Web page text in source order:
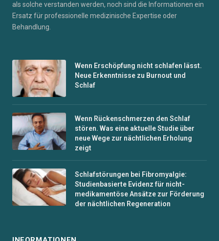
als solche verstanden werden, noch sind die Informationen ein
Ersatz für professionelle medizinische Expertise oder
Behandlung.
Wenn Erschöpfung nicht schlafen lässt.
Neue Erkenntnisse zu Burnout und
Schlaf
Wenn Rückenschmerzen den Schlaf
stören. Was eine aktuelle Studie über
neue Wege zur nächtlichen Erholung
zeigt
Schlafstörungen bei Fibromyalgie:
Studienbasierte Evidenz für nicht-
medikamentöse Ansätze zur Förderung
der nächtlichen Regeneration